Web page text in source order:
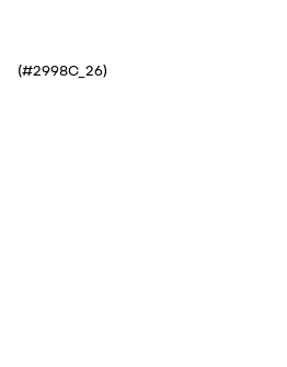
(#2998C_26)